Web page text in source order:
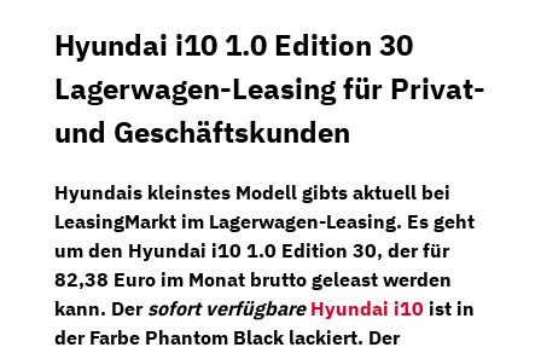
Hyundai i10 1.0 Edition 30
Lagerwagen-Leasing für Privat-
und Geschäftskunden
Hyundais kleinstes Modell gibts aktuell bei
LeasingMarkt im Lagerwagen-Leasing. Es geht
um den Hyundai i10 1.0 Edition 30, der für
82,38 Euro im Monat brutto geleast werden
kann. Der sofort verfügbare Hyundai i10 ist in
der Farbe Phantom Black lackiert. Der